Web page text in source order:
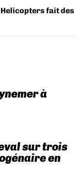
Helicopters fait des
à
sur trois
en